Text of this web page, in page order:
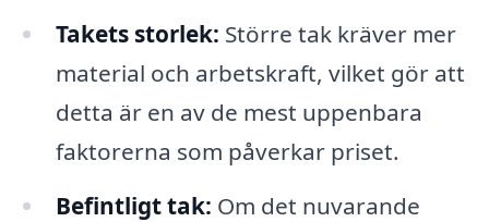
Takets storlek: Större tak kräver mer
material och arbetskraft, vilket gör att
detta är en av de mest uppenbara
faktorerna som påverkar priset.
Befintligt tak: Om det nuvarande